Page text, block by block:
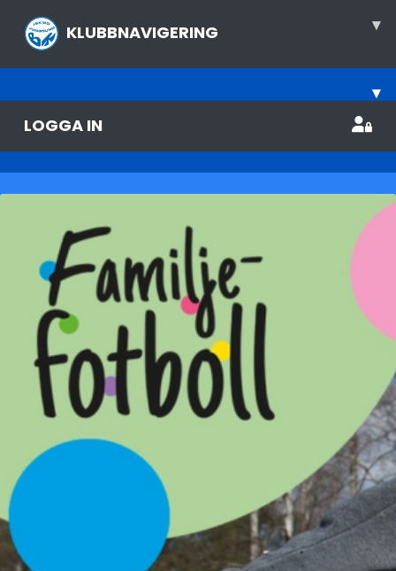
KLUBBNAVIGERING ▾
▾
LOGGA IN